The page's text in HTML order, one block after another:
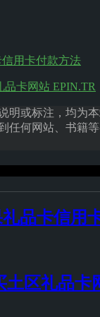
用卡付款方法
品卡网站 EPIN.TR
明或标注，均为
任何网站、书籍
品卡信用
土区礼品卡